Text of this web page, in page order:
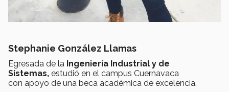
Stephanie González Llamas
Egresada de la Ingeniería Industrial y de
Sistemas, estudió en el campus Cuernavaca
con apoyo de una beca académica de excelencia.